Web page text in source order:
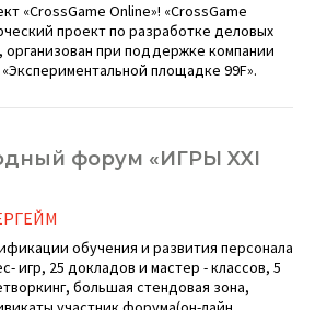
«CrossGame Online»! «CrossGame
проект по разработке деловых
организован при поддержке компании
площадке 99F».
форум «ИГРЫ XXI
обучения и развития персонала
игр, 25 докладов и мастер - классов, 5
большая стендовая зона,